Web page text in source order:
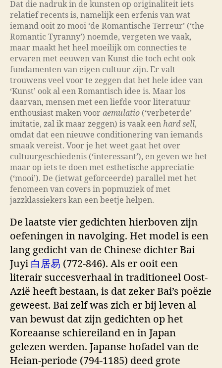
Dat die nadruk in de kunsten op originaliteit iets
relatief recents is, namelijk een erfenis van wat
iemand ooit zo mooi ‘de Romantische Terreur’ (‘the
Romantic Tyranny’) noemde, vergeten we vaak,
maar maakt het heel moeilijk om connecties te
ervaren met eeuwen van Kunst die toch echt ook
fundamenten van eigen cultuur zijn. Er valt
trouwens veel voor te zeggen dat het hele idee van
‘Kunst’ ook al een Romantisch idee is. Maar los
daarvan, mensen met een liefde voor literatuur
enthousiast maken voor aemulatio (‘verbeterde’
imitatie, zal ik maar zeggen) is vaak een hard sell,
omdat dat een nieuwe conditionering van iemands
smaak vereist. Voor je het weet gaat het over
cultuurgeschiedenis (‘interessant’), en geven we het
maar op iets te doen met esthetische appreciatie
(‘mooi’). De (ietwat geforceerde) parallel met het
fenomeen van covers in popmuziek of met
jazzklassiekers kan een beetje helpen.
De laatste vier gedichten hierboven zijn
oefeningen in navolging. Het model is een
lang gedicht van de Chinese dichter Bai
Juyi 白居易 (772-846). Als er ooit een
literair succesverhaal in traditioneel Oost-
Azië heeft bestaan, is dat zeker Bai’s poëzie
geweest. Bai zelf was zich er bij leven al
van bewust dat zijn gedichten op het
Koreaanse schiereiland en in Japan
gelezen werden. Japanse hofadel van de
Heian-periode (794-1185) deed grote